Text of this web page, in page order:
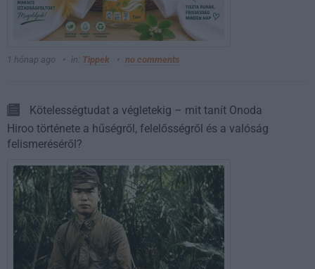
1 hónap ago in: Tippek no comments
Kötelességtudat a végletekig – mit tanít Onoda
Hiroo története a hűségről, felelősségről és a valóság
felismeréséről?